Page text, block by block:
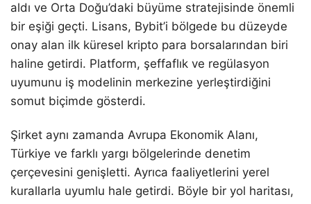
aldı ve Orta Doğu’daki büyüme stratejisinde önemli
bir eşiği geçti. Lisans, Bybit’i bölgede bu düzeyde
onay alan ilk küresel kripto para borsalarından biri
haline getirdi. Platform, şeffaflık ve regülasyon
uyumunu iş modelinin merkezine yerleştirdiğini
somut biçimde gösterdi.
Şirket aynı zamanda Avrupa Ekonomik Alanı,
Türkiye ve farklı yargı bölgelerinde denetim
çerçevesini genişletti. Ayrıca faaliyetlerini yerel
kurallarla uyumlu hale getirdi. Böyle bir yol haritası,